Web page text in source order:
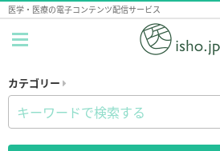
医学・医療の電子コンテンツ配信サービス
カテゴリー